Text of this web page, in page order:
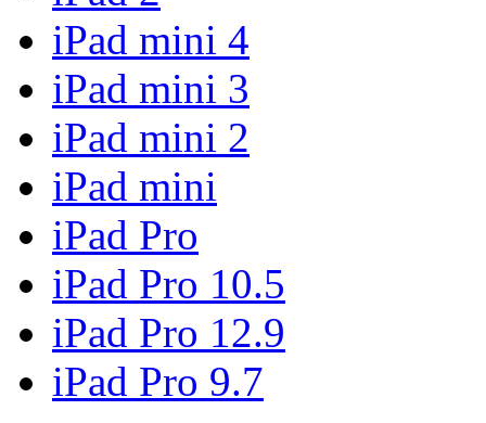
iPad mini 4
iPad mini 3
iPad mini 2
iPad mini
iPad Pro
iPad Pro 10.5
iPad Pro 12.9
iPad Pro 9.7